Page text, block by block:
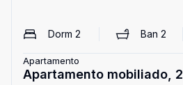
Dorm 2 Ban2
Apartamento
Apartamento mobiliado, 2